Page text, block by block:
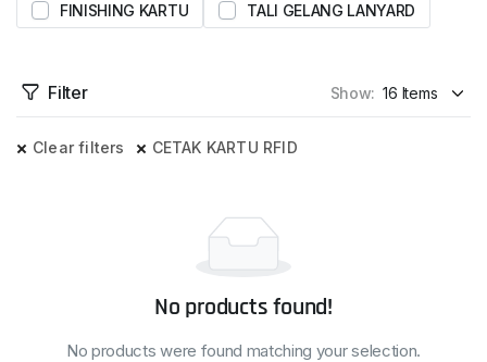
FINISHING KARTU
TALI GELANG LANYARD
Filter Show:
Clear filters CETAK KARTU RFID
No products found!
No products were found matching your selection.